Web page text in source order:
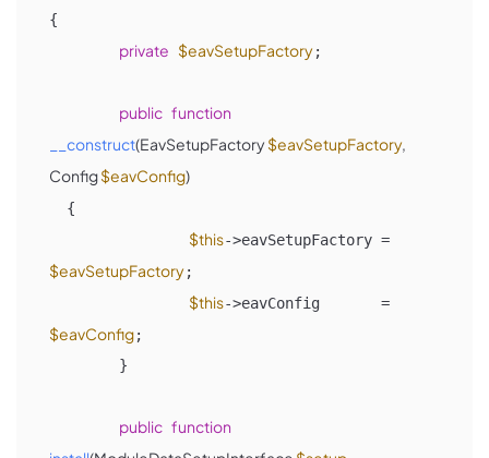
{
private $eavSetupFactory;
public function
__construct(EavSetupFactory $eavSetupFactory,
Config $eavConfig)
{
$this
$eavSetupFactory;
$this
$eavConfig;
public function